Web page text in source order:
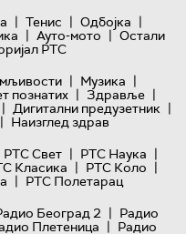
| Тенис | Одбојка |
| Ауто-мото | Остали
РТС
| Музика |
познатих | Здравље |
| Дигитални предузетник |
| Наизглед здрав
РТС Свет | РТС Наука |
Класика | РТС Коло |
| РТС Полетарац
Београд 2 | Радио
Плетеница | Радио